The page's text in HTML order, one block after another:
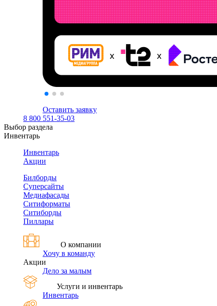
Оставить заявку
8 800 551-35-03
Выбор раздела
Инвентарь
Инвентарь
Акции
Билборды
Суперсайты
Медиафасады
Ситиформаты
Ситиборды
Пиллары
О компании
Хочу в команду
Акции
Дело за малым
Услуги и инвентарь
Инвентарь